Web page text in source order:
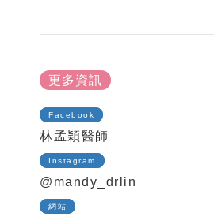
更多資訊
Facebook
林孟穎醫師
Instagram
@mandy_drlin
網站